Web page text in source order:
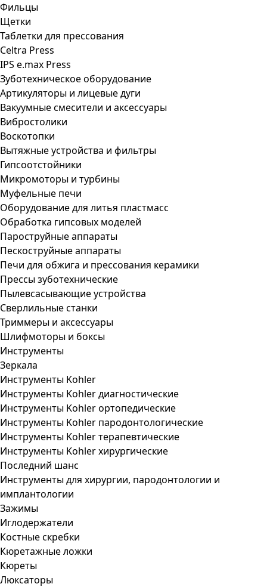
Фильцы
Щетки
Таблетки для прессования
Celtra Press
IPS e.max Press
Зуботехническое оборудование
Артикуляторы и лицевые дуги
Вакуумные смесители и аксессуары
Вибростолики
Воскотопки
Вытяжные устройства и фильтры
Гипсоотстойники
Микромоторы и турбины
Муфельные печи
Оборудование для литья пластмасс
Обработка гипсовых моделей
Пароструйные аппараты
Пескоструйные аппараты
Печи для обжига и прессования керамики
Прессы зуботехнические
Пылевсасывающие устройства
Сверлильные станки
Триммеры и аксессуары
Шлифмоторы и боксы
Инструменты
Зеркала
Инструменты Kohler
Инструменты Kohler диагностические
Инструменты Kohler ортопедические
Инструменты Kohler пародонтологические
Инструменты Kohler терапевтические
Инструменты Kohler хирургические
Последний шанс
Инструменты для хирургии, пародонтологии и
имплантологии
Зажимы
Иглодержатели
Костные скребки
Кюретажные ложки
Кюреты
Люксаторы